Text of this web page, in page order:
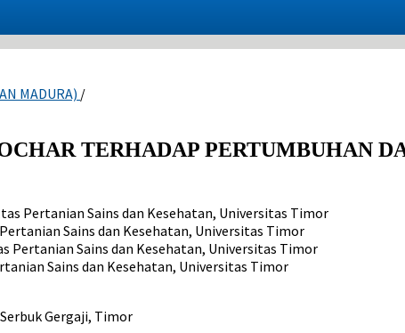
MADURA) /
TERHADAP PERTUMBUHAN
Pertanian Sains dan Kesehatan, Universitas Timor
Sains dan Kesehatan, Universitas Timor
Pertanian Sains dan Kesehatan, Universitas Timor
Sains dan Kesehatan, Universitas Timor
Gergaji, Timor